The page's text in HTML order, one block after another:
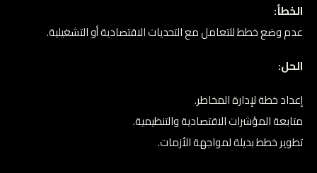
الخطأ:
عدم وضع خطط للتعامل مع التحديات الاقتصادية أو التشغيلية.
الحل:
إعداد خطة لإدارة المخاطر.
متابعة المؤشرات الاقتصادية والتنظيمية.
تطوير خطط بديلة لمواجهة الأزمات.